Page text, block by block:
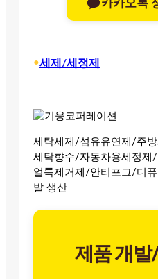
카카오톡
•세제/세정제
세탁세제/섬유유연제/주방
세탁향수/자동차용세정제
얼룩제거제/안티포그/디
발 생산
제품 개발